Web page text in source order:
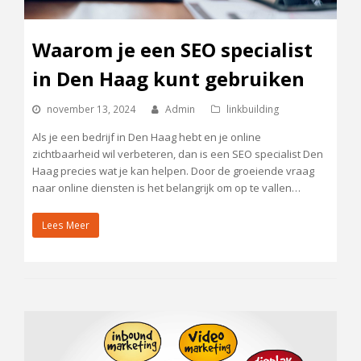
Waarom je een SEO specialist
in Den Haag kunt gebruiken
november 13, 2024 Admin linkbuilding
Als je een bedrijf in Den Haag hebt en je online
zichtbaarheid wil verbeteren, dan is een SEO specialist Den
Haag precies wat je kan helpen. Door de groeiende vraag
naar online diensten is het belangrijk om op te vallen…
Lees Meer